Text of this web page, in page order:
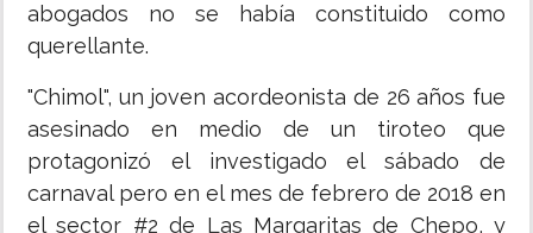
abogados no se había constituido como
querellante.
"Chimol", un joven acordeonista de 26 años fue
asesinado en medio de un tiroteo que
protagonizó el investigado el sábado de
carnaval pero en el mes de febrero de 2018 en
el sector #2 de Las Margaritas de Chepo, y